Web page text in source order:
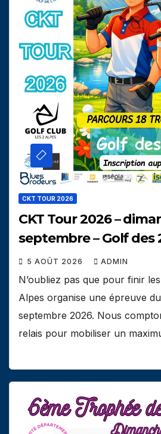
CKT TOUR 2026
CKT Tour 2026 –
septembre – Golf des
5 AOÛT 2026 ADMIN
N’oubliez pas que pour finir
Alpes organise une épreuve
septembre 2026. Nous
relais pour mobiliser un